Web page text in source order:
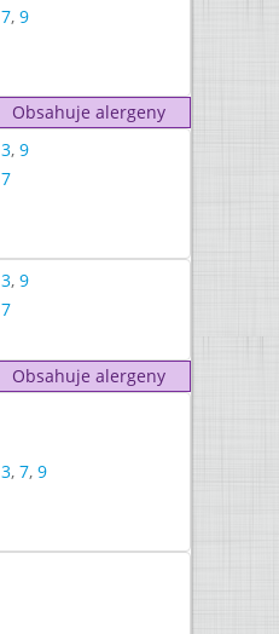
7, 9
Obsahuje alergeny
3, 9
7
3, 9
7
Obsahuje alergeny
3, 7, 9